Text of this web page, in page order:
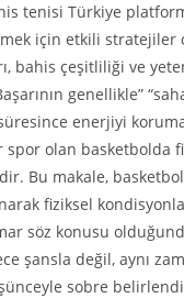
tenisi Türkiye
için etkili stratejiler
bahis çeşitliliği ve
genellikle”
enerjiyi
olan basketbolda
Bu makale,
fiziksel
söz konusu
şansla değil, aynı
sobre